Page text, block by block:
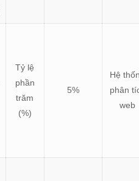
Tỷ lệ
phần
trăm
(%)
5%
Hệ
phân
web